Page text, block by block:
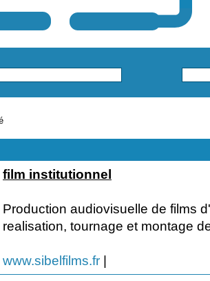
film institutionnel
Production audiovisuelle de films
realisation, tournage et montage
www.sibelfilms.fr |